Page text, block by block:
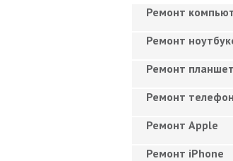
Ремонт
Ремонт
Ремонт
Ремонт
Ремонт Apple
Ремонт iPhone